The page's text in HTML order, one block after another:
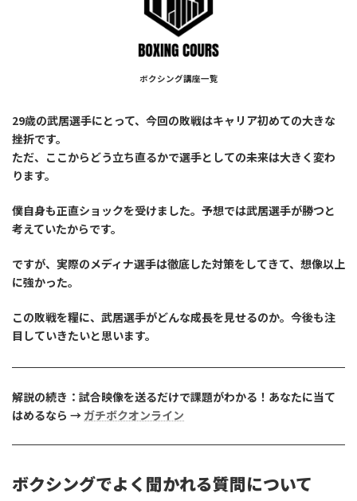
ボクシング講座一覧
29歳の武居選手にとって、今回の敗戦はキャリア初めての大きな
挫折です。
ただ、ここからどう立ち直るかで選手としての未来は大きく変わ
ります。
僕自身も正直ショックを受けました。予想では武居選手が勝つと
考えていたからです。
ですが、実際のメディナ選手は徹底した対策をしてきて、想像以上
に強かった。
この敗戦を糧に、武居選手がどんな成長を見せるのか。今後も注
目していきたいと思います。
解説の続き：試合映像を送るだけで課題がわかる！あなたに当て
はめるなら → ガチボクオンライン
ボクシングでよく聞かれる質問について